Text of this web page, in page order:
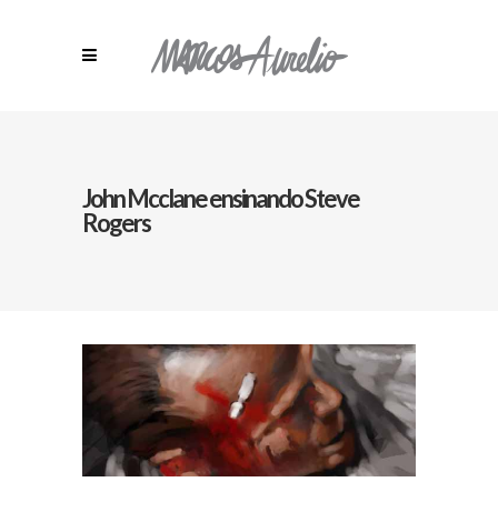
John Mcclane ensinando Steve
Rogers